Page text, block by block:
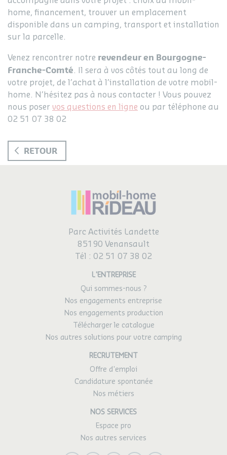
home, financement, trouver un emplacement
disponible dans un camping, transport et installation
sur la parcelle.
Venez rencontrer notre revendeur en Bourgogne-
Franche-Comté. Il sera à vos côtés tout au long de
votre projet, de l’achat à l’installation de votre mobil-
home. N’hésitez pas à nous contacter ! Vous pouvez
nous poser vos questions en ligne ou par téléphone au
02 51 07 38 02
RETOUR
Parc Activités Landette
85190 Venansault
Tél : 02 51 07 38 02
L'ENTREPRISE
Qui sommes-nous ?
Nos engagements entreprise
Nos engagements production
Télécharger le catalogue
Nos autres solutions pour votre camping
RECRUTEMENT
Offre d'emploi
Candidature spontanée
Nos métiers
NOS SERVICES
Espace pro
Nos autres services